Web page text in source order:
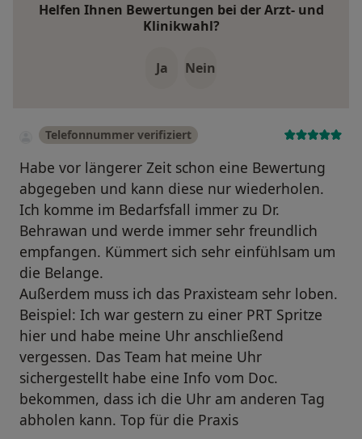
Helfen Ihnen Bewertungen bei der Arzt- und
Klinikwahl?
Ja Nein
Telefonnummer verifiziert
Habe vor längerer Zeit schon eine Bewertung
abgegeben und kann diese nur wiederholen.
Ich komme im Bedarfsfall immer zu Dr.
Behrawan und werde immer sehr freundlich
empfangen. Kümmert sich sehr einfühlsam um
die Belange.
Außerdem muss ich das Praxisteam sehr loben.
Beispiel: Ich war gestern zu einer PRT Spritze
hier und habe meine Uhr anschließend
vergessen. Das Team hat meine Uhr
sichergestellt habe eine Info vom Doc.
bekommen, dass ich die Uhr am anderen Tag
abholen kann. Top für die Praxis